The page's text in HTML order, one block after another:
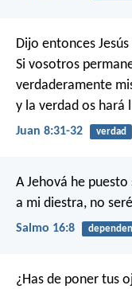
Dijo entonces
Si vosotros
verdaderamente
y la verdad os hará
Juan 8:31-32 verdad
A Jehová he
a mi diestra, no
Salmo 16:8
¿Has de poner tus